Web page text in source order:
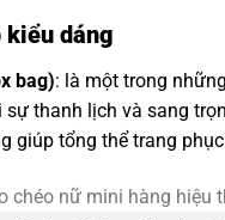
kiểu dáng
bag): là một trong
thanh lịch và sang
giúp tổng thể trang